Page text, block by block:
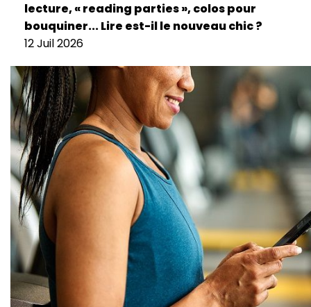
lecture, « reading parties », colos pour
bouquiner... Lire est-il le nouveau chic ?
12 Juil 2026